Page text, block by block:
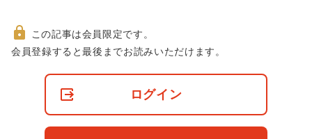
非
この記事は会員限定です。
会員登録すると最後までお読みいただけます。
ログイン